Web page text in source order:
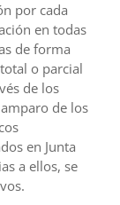
por cada
en todas
de forma
o parcial
de los
de los
en Junta
a ellos, se